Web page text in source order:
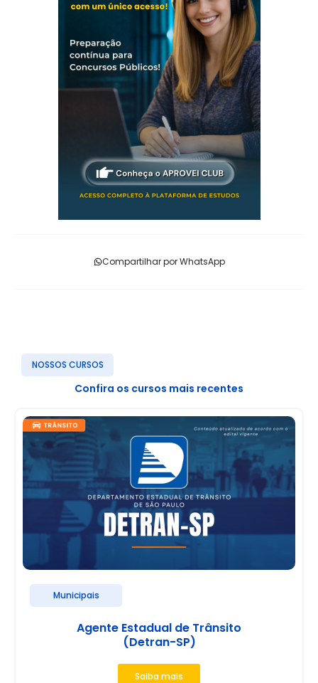
Compartilhar por WhatsApp
NOSSOS CURSOS
Confira os cursos mais recentes
Municipais
Agente Estadual de Trânsito
(Detran-SP)
Saiba mais